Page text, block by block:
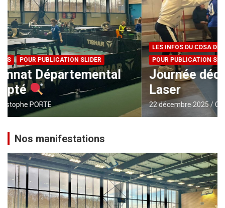
LES INFOS DU CDSA DE MOSELLE
NON CLASSÉ
POUR PUBLICATION SLIDER
Journée découverte du Sabre
Laser
22 décembre 2025
Nos manifestations